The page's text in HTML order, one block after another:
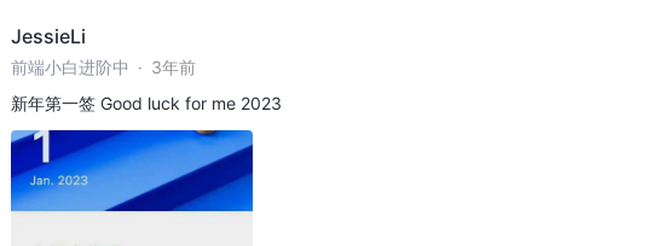
JessieLi
前端小白进阶中 · 3年前
新年第一签 Good luck for me 2023